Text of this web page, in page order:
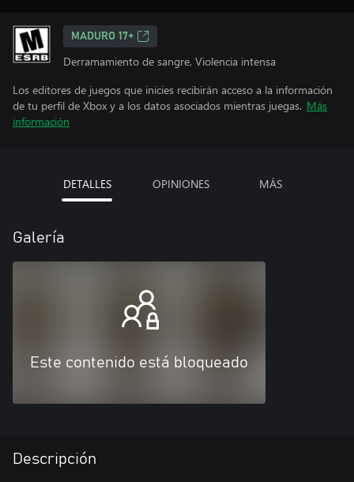
MADURO 17+
Derramamiento de sangre, Violencia intensa
Los editores de juegos que inicies recibirán acceso a la información
de tu perfil de Xbox y a los datos asociados mientras juegas. Más
información
DETALLES OPINIONES MÁS
Galería
Este contenido está bloqueado
Descripción